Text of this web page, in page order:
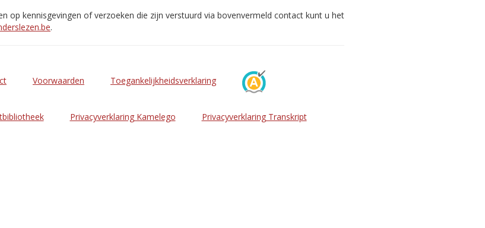
op kennisgevingen of verzoeken die zijn verstuurd via bovenvermeld contact kunt u het
.
Voorwaarden Toegankelijkheidsverklaring
Privacyverklaring Kamelego Privacyverklaring Transkript